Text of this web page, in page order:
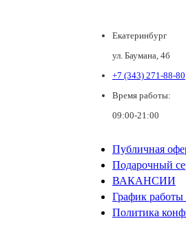
Екатеринбург
ул. Баумана, 4б
+7 (343) 271-88-80
Время работы:
09:00-21:00
Публичная
Подарочный
ВАКАНСИИ
График работы
Политика